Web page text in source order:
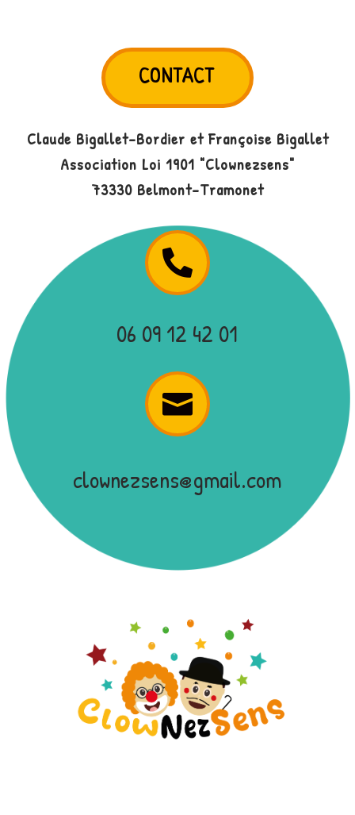
CONTACT
Claude Bigallet-Bordier et Françoise Bigallet
Association Loi 1901 "Clownezsens"
73330 Belmont-Tramonet

06 09 12 42 01

clownezsens@gmail.com